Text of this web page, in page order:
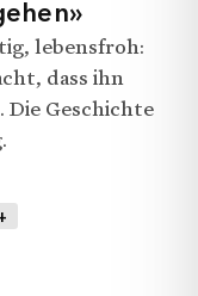
lebensfroh:
dass ihn
Geschichte